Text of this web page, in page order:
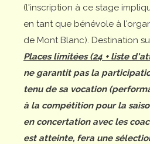
(l'inscription à ce stage
en tant que bénévole à
de Mont Blanc). Destination
Places limitées (24 + liste
ne garantit pas la
tenu de sa vocation
à la compétition pour la
en concertation avec les
est atteinte, fera une